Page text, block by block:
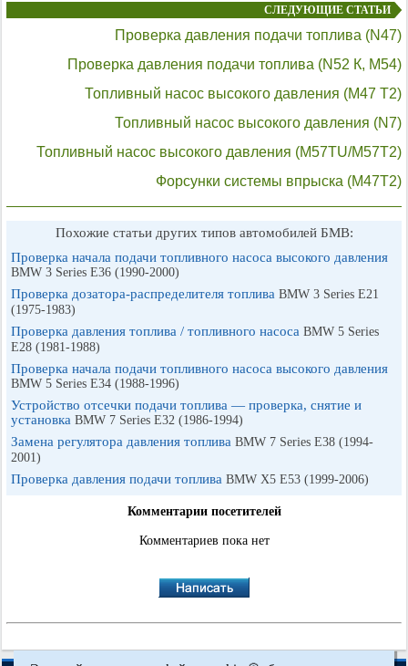
СЛЕДУЮЩИЕ СТАТЬИ
Проверка давления подачи топлива (N47)
Проверка давления подачи топлива (N52 К, М54)
Топливный насос высокого давления (М47 Т2)
Топливный насос высокого давления (N7)
Топливный насос высокого давления (M57TU/M57T2)
Форсунки системы впрыска (М47Т2)
Похожие статьи других типов автомобилей БМВ:
Проверка начала подачи топливного насоса высокого давления
BMW 3 Series E36 (1990-2000)
Проверка дозатора-распределителя топлива BMW 3 Series E21
(1975-1983)
Проверка давления топлива / топливного насоса BMW 5 Series
E28 (1981-1988)
Проверка начала подачи топливного насоса высокого давления
BMW 5 Series E34 (1988-1996)
Устройство отсечки подачи топлива — проверка, снятие и
установка BMW 7 Series E32 (1986-1994)
Замена регулятора давления топлива BMW 7 Series E38 (1994-
2001)
Проверка давления подачи топлива BMW X5 E53 (1999-2006)
Комментарии посетителей
Комментариев пока нет